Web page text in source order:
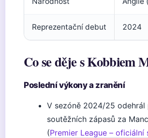
Reprezentační debut 2024
Co se děje s Kobbiem
Poslední výkony a zranění
V sezóně 2024/25 odehrál
soutěžních zápasů za
(Premier League –